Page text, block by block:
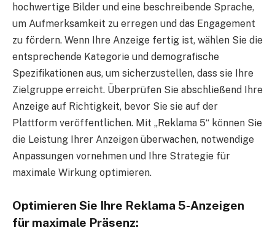
hochwertige Bilder und eine beschreibende Sprache,
um Aufmerksamkeit zu erregen und das Engagement
zu fördern. Wenn Ihre Anzeige fertig ist, wählen Sie die
entsprechende Kategorie und demografische
Spezifikationen aus, um sicherzustellen, dass sie Ihre
Zielgruppe erreicht. Überprüfen Sie abschließend Ihre
Anzeige auf Richtigkeit, bevor Sie sie auf der
Plattform veröffentlichen. Mit „Reklama 5“ können Sie
die Leistung Ihrer Anzeigen überwachen, notwendige
Anpassungen vornehmen und Ihre Strategie für
maximale Wirkung optimieren.
Optimieren Sie Ihre Reklama 5-Anzeigen
für maximale Präsenz: